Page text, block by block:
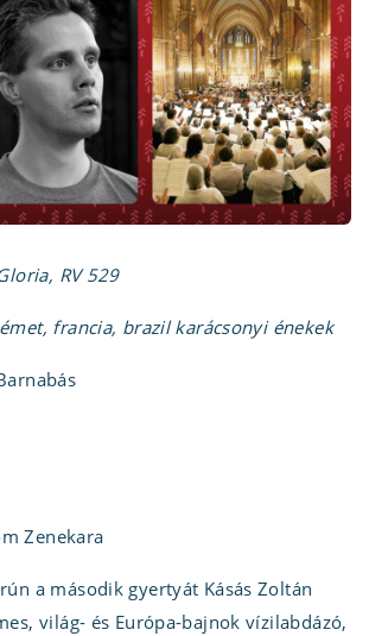
RV 529
francia, brazil karácsonyi énekek
Zenekara
a második gyertyát Kásás Zoltán
világ- és Európa-bajnok vízilabdázó,